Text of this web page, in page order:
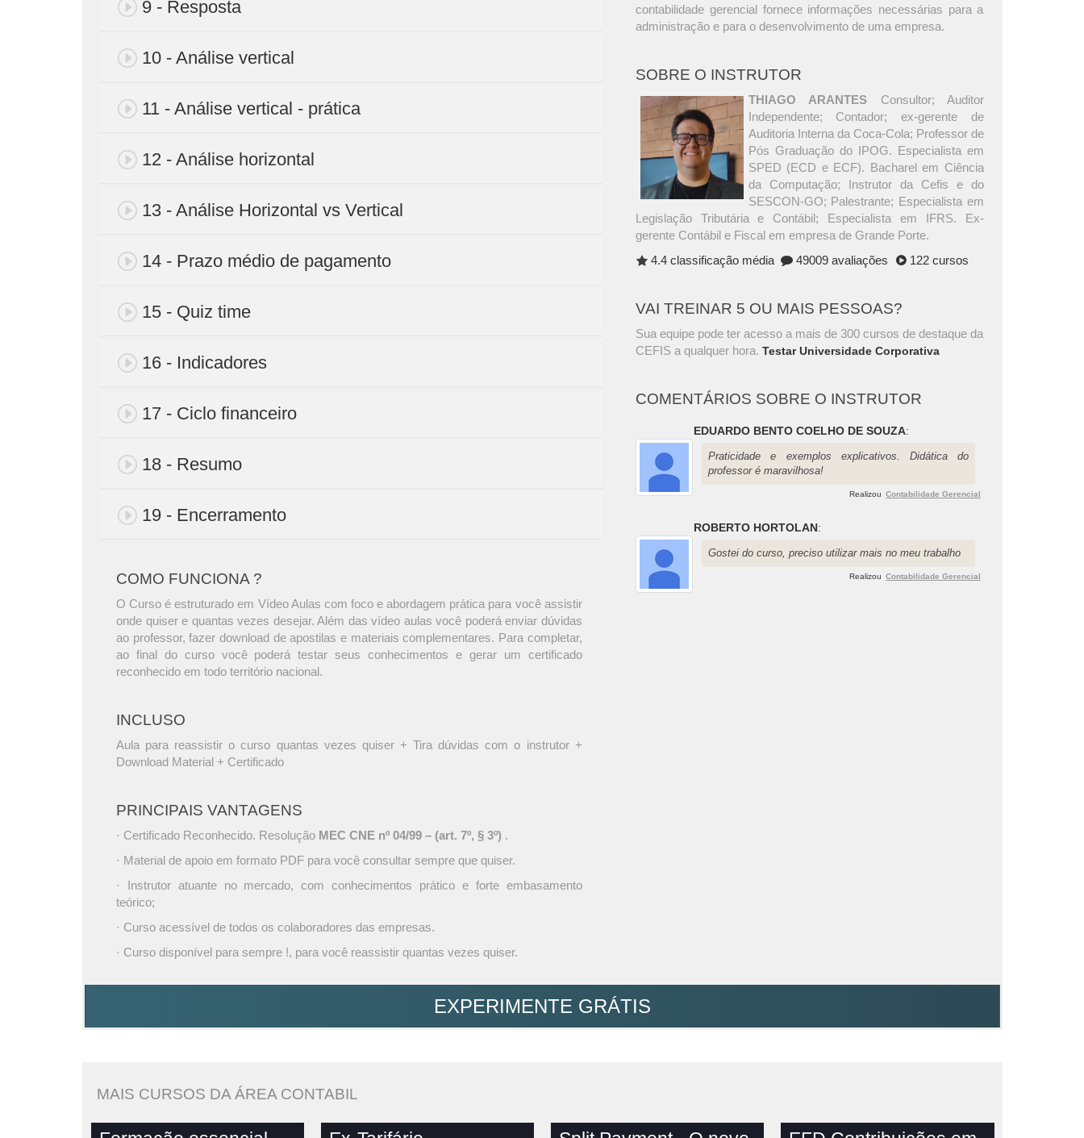
9 - Resposta
10 - Análise vertical
11 - Análise vertical - prática
12 - Análise horizontal
13 - Análise Horizontal vs Vertical
14 - Prazo médio de pagamento
15 - Quiz time
16 - Indicadores
17 - Ciclo financeiro
18 - Resumo
19 - Encerramento
COMO FUNCIONA ?
O Curso é estruturado em Vídeo Aulas com foco e abordagem prática para você assistir
onde quiser e quantas vezes desejar. Além das vídeo aulas você poderá enviar dúvidas
ao professor, fazer download de apostilas e materiais complementares. Para completar,
ao final do curso você poderá testar seus conhecimentos e gerar um certificado
reconhecido em todo território nacional.
INCLUSO
Aula para reassistir o curso quantas vezes quiser + Tira dúvidas com o instrutor +
Download Material + Certificado
PRINCIPAIS VANTAGENS
· Certificado Reconhecido. Resolução MEC CNE nº 04/99 – (art. 7º, § 3º) .
· Material de apoio em formato PDF para você consultar sempre que quiser.
· Instrutor atuante no mercado, com conhecimentos prático e forte embasamento
teórico;
· Curso acessível de todos os colaboradores das empresas.
· Curso disponível para sempre !, para você reassistir quantas vezes quiser.
contabilidade gerencial fornece informações necessárias para a
administração e para o desenvolvimento de uma empresa.
SOBRE O INSTRUTOR
THIAGO ARANTES Consultor; Auditor
Independente; Contador; ex-gerente de
Auditoria Interna da Coca-Cola; Professor de
Pós Graduação do IPOG. Especialista em
SPED (ECD e ECF). Bacharel em Ciência
da Computação; Instrutor da Cefis e do
SESCON-GO; Palestrante; Especialista em
Legislação Tributária e Contábil; Especialista em IFRS. Ex-
gerente Contábil e Fiscal em empresa de Grande Porte.
4.4 classificação média
49009 avaliações 122 cursos
VAI TREINAR 5 OU MAIS PESSOAS?
Sua equipe pode ter acesso a mais de 300 cursos de destaque da
CEFIS a qualquer hora.Testar Universidade Corporativa
COMENTÁRIOS SOBRE O INSTRUTOR
EDUARDO BENTO COELHO DE SOUZA:
Praticidade e exemplos explicativos. Didática do
professor é maravilhosa!
Realizou Contabilidade Gerencial
ROBERTO HORTOLAN:
Gostei do curso, preciso utilizar mais no meu trabalho
Realizou Contabilidade Gerencial
EXPERIMENTE GRÁTIS
MAIS CURSOS DA ÁREA CONTABIL